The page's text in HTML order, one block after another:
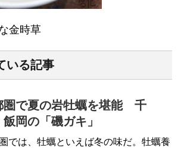
金時草
いる記事
圏で夏の岩牡蠣を堪能 千
岡の「磯ガキ」
では、牡蠣といえば冬の味だ。牡蠣養